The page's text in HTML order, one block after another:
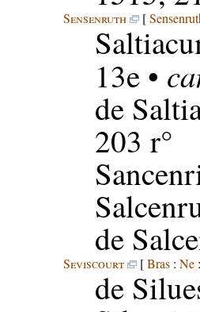
Sensenruth [
13e •
de
203 r°
de
Seviscourt [Bras: Ne:
de